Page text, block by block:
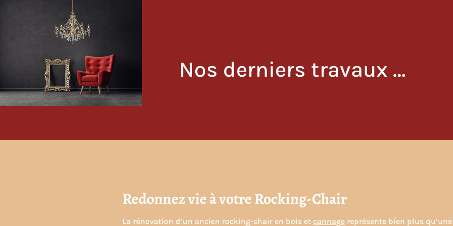
Nos derniers travaux …
Redonnez vie à votre Rocking-Chair
La rénovation d’un ancien rocking-chair en bois et cannagereprésente bien plus